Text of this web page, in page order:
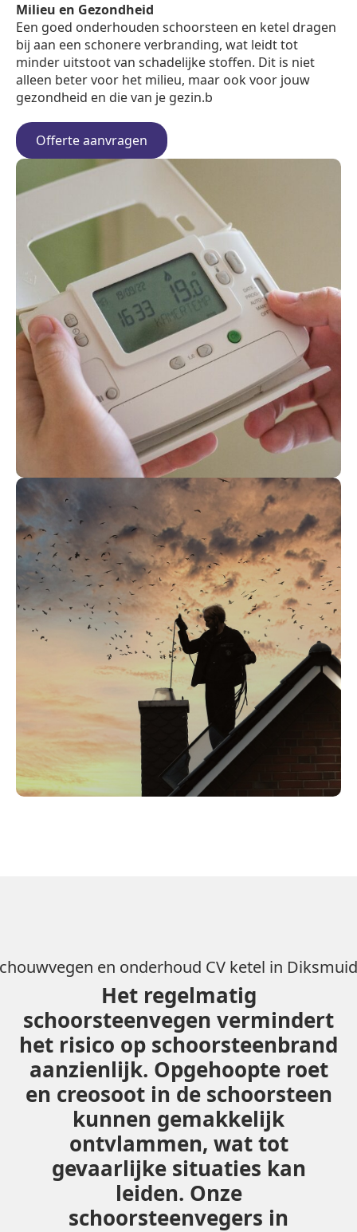
Milieu en Gezondheid
Een goed onderhouden schoorsteen en ketel dragen
bij aan een schonere verbranding, wat leidt tot
minder uitstoot van schadelijke stoffen. Dit is niet
alleen beter voor het milieu, maar ook voor jouw
gezondheid en die van je gezin.b
Offerte aanvragen
en onderhoud CV ketel in
Het regelmatig
schoorsteenvegen vermindert
het risico op schoorsteenbrand
aanzienlijk. Opgehoopte roet
en creosoot in de schoorsteen
kunnen gemakkelijk
ontvlammen, wat tot
gevaarlijke situaties kan
leiden. Onze
schoorsteenvegers in